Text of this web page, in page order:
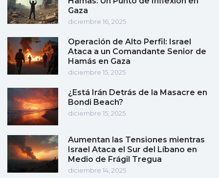
Gaza
diciembre 16, 2025
Operación de Alto Perfil: Israel
Ataca a un Comandante Senior de
Hamás en Gaza
diciembre 15, 2025
¿Está Irán Detrás de la Masacre en
Bondi Beach?
diciembre 15, 2025
Aumentan las Tensiones mientras
Israel Ataca el Sur del Líbano en
Medio de Frágil Tregua
diciembre 14, 2025